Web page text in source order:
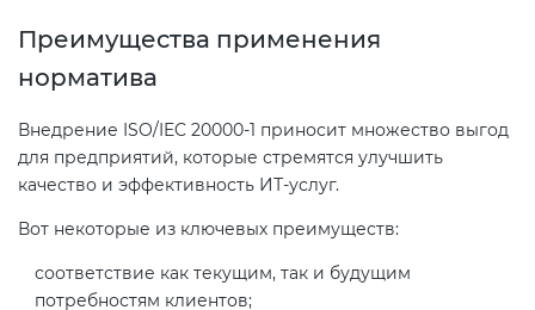
Преимущества применения
норматива
Внедрение ISO/IEC 20000-1 приносит множество выгод
для предприятий, которые стремятся улучшить
качество и эффективность ИТ-услуг.
Вот некоторые из ключевых преимуществ:
соответствие как текущим, так и будущим
потребностям клиентов;
019)
регламенты